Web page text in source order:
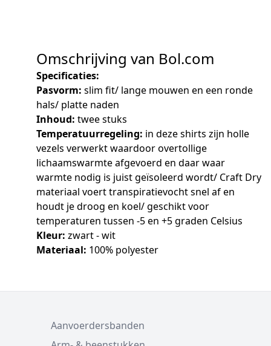
Omschrijving van Bol.com
Specificaties:
Pasvorm: slim fit/ lange mouwen en een ronde
hals/ platte naden
Inhoud: twee stuks
Temperatuurregeling: in deze shirts zijn holle
vezels verwerkt waardoor overtollige
lichaamswarmte afgevoerd en daar waar
warmte nodig is juist geïsoleerd wordt/ Craft Dry
materiaal voert transpiratievocht snel af en
houdt je droog en koel/ geschikt voor
temperaturen tussen -5 en +5 graden Celsius
Kleur: zwart - wit
Materiaal: 100% polyester
Aanvoerdersbanden